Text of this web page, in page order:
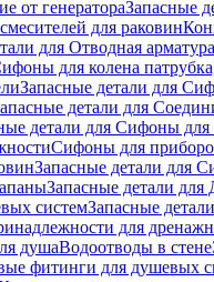
от генератораЗапасные
для раковин
для Отводная
для колена
Запасные детали для
детали для
детали для Сифоны
Сифоны для
Запасные детали для
Запасные детали
системЗапасные
для
душаВодоотводы в стене
фитинги для душевых